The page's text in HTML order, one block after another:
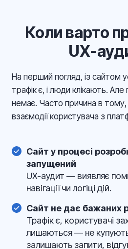
Коли варто
UX-
На перший погляд, із сайтом
трафік є, і люди клікають.
немає. Часто причина в
взаємодії користувача з
Сайт у процесі
запущений
UX-аудит — виявляє
навігації чи логіці дій.
Сайт не дає бажаних
Трафік є, користувачі
лишаються — не
залишають запити,